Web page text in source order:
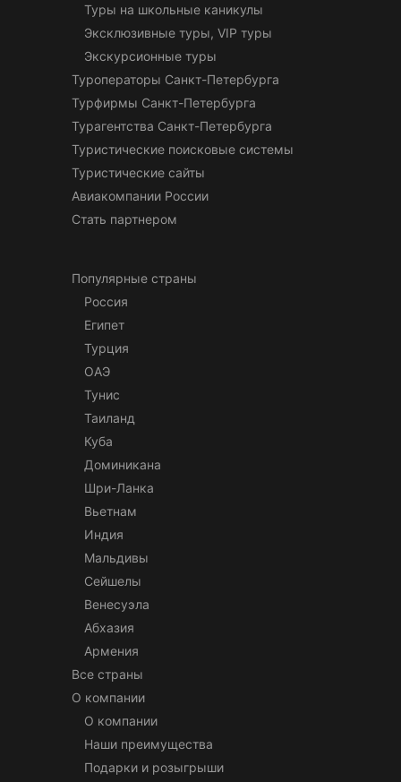
Туры на школьные каникулы
Эксклюзивные туры, VIP туры
Экскурсионные туры
Туроператоры Санкт-Петербурга
Турфирмы Санкт-Петербурга
Турагентства Санкт-Петербурга
Туристические поисковые системы
Туристические сайты
Авиакомпании России
Стать партнером
Популярные страны
Россия
Египет
Турция
ОАЭ
Тунис
Таиланд
Куба
Доминикана
Шри-Ланка
Вьетнам
Индия
Мальдивы
Сейшелы
Венесуэла
Абхазия
Армения
Все страны
О компании
О компании
Наши преимущества
Подарки и розыгрыши